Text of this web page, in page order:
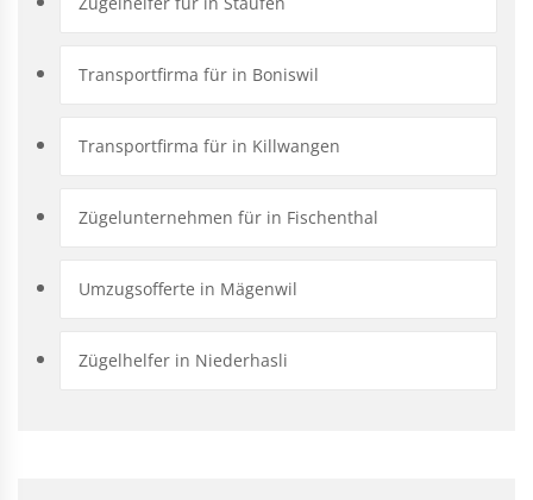
Transportfirma für in Boniswil
Transportfirma für in Killwangen
Zügelunternehmen für in Fischenthal
Umzugsofferte in Mägenwil
Zügelhelfer in Niederhasli